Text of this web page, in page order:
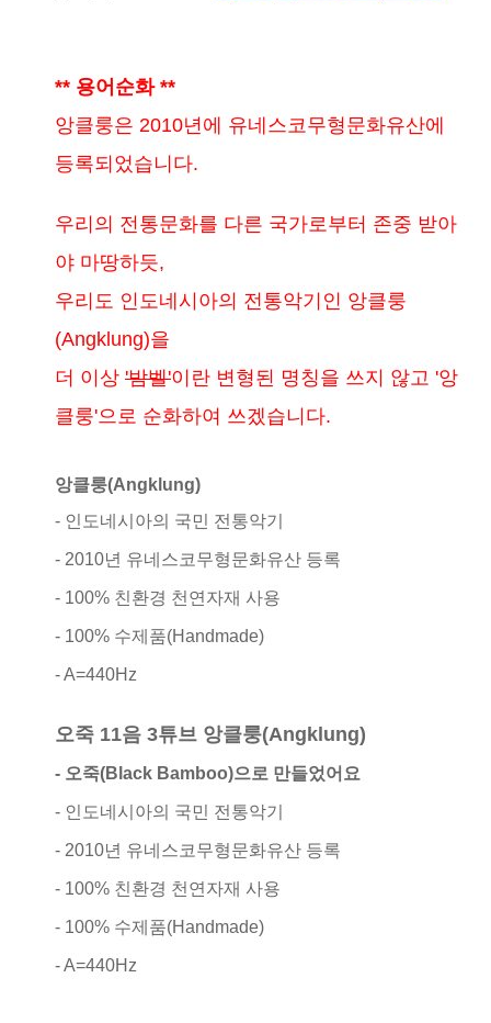
** 용어순화 **
앙클룽은 2010년에 유네스코무형문화유산에
등록되었습니다.
우리의 전통문화를 다른 국가로부터 존중 받아
야 마땅하듯,
우리도 인도네시아의 전통악기인 앙클룽
(Angklung)을
더 이상 '밤벨'이란 변형된 명칭을 쓰지 않고 '앙
클룽'으로 순화하여 쓰겠습니다.
앙클룽(Angklung)
- 인도네시아의 국민 전통악기
- 2010년 유네스코무형문화유산 등록
- 100% 친환경 천연자재 사용
- 100% 수제품(Handmade)
- A=440Hz
오죽 11음 3튜브 앙클룽(Angklung)
- 오죽(Black Bamboo)으로 만들었어요
- 인도네시아의 국민 전통악기
- 2010년 유네스코무형문화유산 등록
- 100% 친환경 천연자재 사용
- 100% 수제품(Handmade)
- A=440Hz